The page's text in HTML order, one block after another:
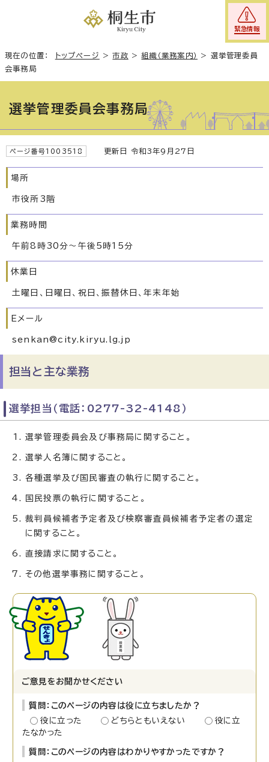
緊急情報
現在の位置： トップページ >市政 >組織（業務案内） > 選挙管理委員
会事務局
選挙管理委員会事務局
ページ番号1003518 更新日 令和3年9月27日
場所
市役所3階
業務時間
午前8時30分～午後5時15分
休業日
土曜日、日曜日、祝日、振替休日、年末年始
Eメール
senkan@city.kiryu.lg.jp
担当と主な業務
選挙担当（電話：0277-32-4148）
選挙管理委員会及び事務局に関すること。
選挙人名簿に関すること。
各種選挙及び国民審査の執行に関すること。
国民投票の執行に関すること。
裁判員候補者予定者及び検察審査員候補者予定者の選定
に関すること。
直接請求に関すること。
その他選挙事務に関すること。
ご意見をお聞かせください
質問：このページの内容は役に立ちましたか？
役に立った
どちらともいえない
役に立
たなかった
質問：このページの内容はわかりやすかったですか？